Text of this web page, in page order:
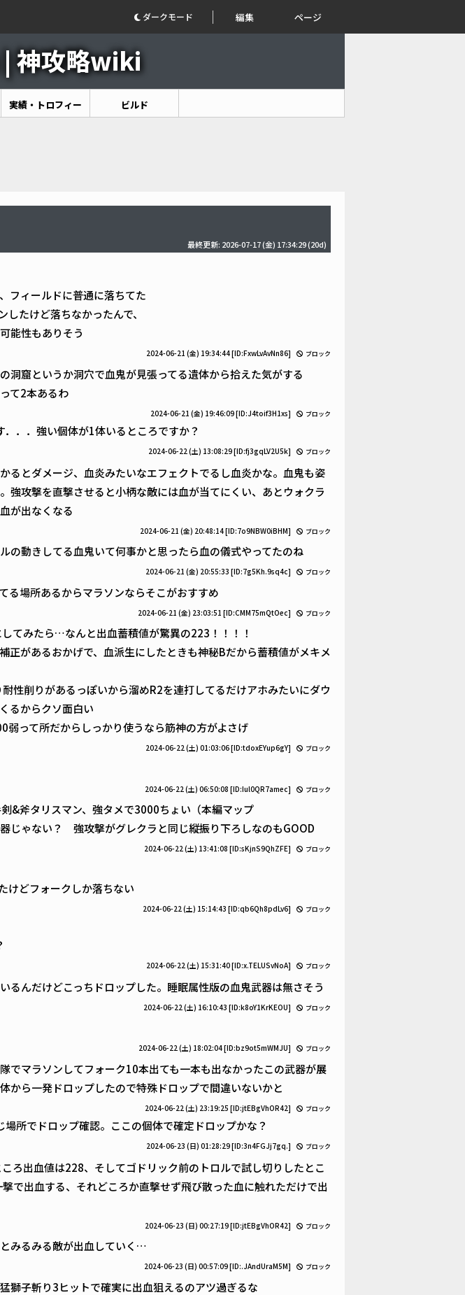
ダークモード 編集 ページ
| 神攻略wiki
実績・トロフィー ビルド
最終更新: 2026-07-17 (金) 17:34:29(20d)
フィールドに普通に落ちてた
たけど落ちなかったんで、
能性もありそう
2024-06-21 (金) 19:34:44[ID:FxwLvAvNn86] ブロック
洞窟というか洞穴で血鬼が見張ってる遺体から拾えた気がする
て2本あるわ
2024-06-21 (金) 19:46:09[ID:J4toif3H1xs] ブロック
．．強い個体が1体いるところですか？
2024-06-22 (土) 13:08:29[ID:fj3gqLV2U5k] ブロック
るとダメージ、血炎みたいなエフェクトでるし血炎かな。血鬼も姿
強攻撃を直撃させると小柄な敵には血が当てにくい、あとウォクラ
が出なくなる
2024-06-21 (金) 20:48:14[ID:7o9NBW0iBHM] ブロック
の動きしてる血鬼いて何事かと思ったら血の儀式やってたのね
2024-06-21 (金) 20:55:33 [ID:7g5Kh.9sq4c] ブロック
る場所あるからマラソンならそこがおすすめ
2024-06-21 (金) 23:03:51 [ID:CMM75mQtOec] ブロック
てみたら…なんと出血蓄積値が驚異の223！！！！
正があるおかげで、血派生にしたときも神秘Bだから蓄積値がメキメ
性削りがあるっぽいから溜めR2を連打してるだけアホみたいにダウ
るからクソ面白い
弱って所だからしっかり使うなら筋神の方がよさげ
2024-06-22 (土) 01:03:06[ID:tdoxEYup6gY] ブロック
2024-06-22 (土) 06:50:08 [ID:Iul0QR7amec] ブロック
&斧タリスマン、強タメで3000ちょい（本編マップ
じゃない？ 強攻撃がグレクラと同じ縦振り下ろしなのもGOOD
2024-06-22 (土) 13:41:08 [ID:sKjnS9QhZFE] ブロック
けどフォークしか落ちない
2024-06-22 (土) 15:14:43 [ID:qb6Qh8pdLv6] ブロック
2024-06-22 (土) 15:31:40[ID:x.TELUSvNoA] ブロック
るんだけどこっちドロップした。睡眠属性版の血鬼武器は無さそう
2024-06-22 (土) 16:10:43 [ID:k8oY1KrKEOU] ブロック
2024-06-22 (土) 18:02:04[ID:bz9ot5mWMJU] ブロック
でマラソンしてフォーク10本出ても一本も出なかったこの武器が展
から一発ドロップしたので特殊ドロップで間違いないかと
2024-06-22 (土) 23:19:25 [ID:jtEBgVhOR42] ブロック
所でドロップ確認。ここの個体で確定ドロップかな？
2024-06-23 (日) 01:28:29[ID:3n4FGJj7gq.] ブロック
ろ出血値は228、そしてゴドリック前のトロルで試し切りしたとこ
で出血する、それどころか直撃せず飛び散った血に触れただけで出
2024-06-23 (日) 00:27:19[ID:jtEBgVhOR42] ブロック
みるみる敵が出血していく…
2024-06-23 (日) 00:57:09[ID:.JAndUraM5M] ブロック
獅子斬り3ヒットで確実に出血狙えるのアツ過ぎるな